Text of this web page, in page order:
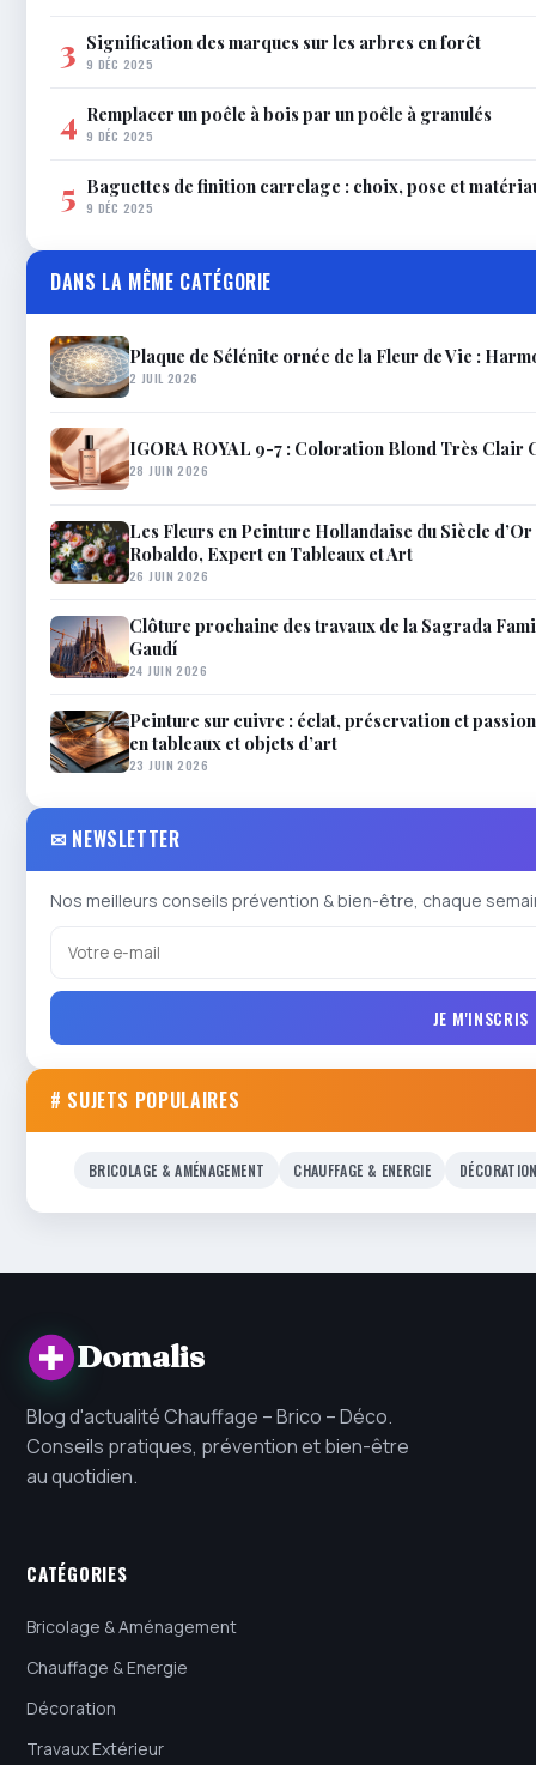
3 Signification des marques sur les arbres en forêt
9 DÉC 2025
4 Remplacer un poêle à bois par un poêle à granulés
9 DÉC 2025
5 Baguettes de finition carrelage : choix, pose et
9 DÉC 2025
DANS LA MÊME CATÉGORIE
Plaque de Sélénite ornée de la Fleur de Vie :
2 JUIL 2026
IGORA ROYAL 9-7 : Coloration Blond Très Clair
28 JUIN 2026
Les Fleurs en Peinture Hollandaise du Siècle
Robaldo, Expert en Tableaux et Art
26 JUIN 2026
Clôture prochaine des travaux de la Sagrada
Gaudí
24 JUIN 2026
Peinture sur cuivre : éclat, préservation et
en tableaux et objets d’art
23 JUIN 2026
✉ NEWSLETTER
Nos meilleurs conseils prévention & bien-être, chaque
JE M'INSCRIS
# SUJETS POPULAIRES
BRICOLAGE & AMÉNAGEMENT CHAUFFAGE & ENERGIE
Domalis
Blog d'actualité Chauffage – Brico – Déco.
Conseils pratiques, prévention et bien-être
au quotidien.
CATÉGORIES
Bricolage & Aménagement
Chauffage & Energie
Décoration
Travaux Extérieur